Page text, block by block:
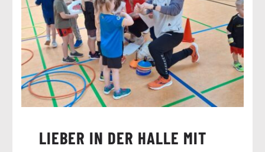
LIEBER IN DER HALLE MIT